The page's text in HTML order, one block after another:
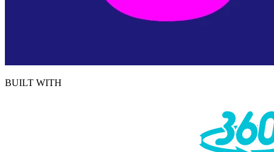
BUILT WITH